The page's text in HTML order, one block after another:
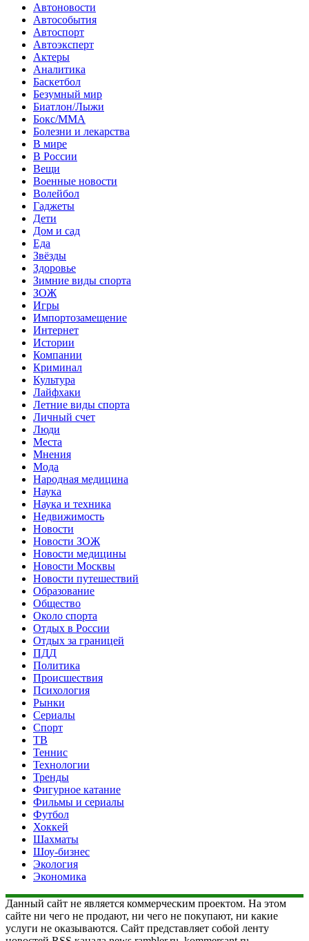
Автоновости
Автособытия
Автоспорт
Автоэксперт
Актеры
Аналитика
Баскетбол
Безумный мир
Биатлон/Лыжи
Бокс/MMA
Болезни и лекарства
В мире
В России
Вещи
Военные новости
Волейбол
Гаджеты
Дети
Дом и сад
Еда
Звёзды
Здоровье
Зимние виды спорта
ЗОЖ
Игры
Импортозамещение
Интернет
Истории
Компании
Криминал
Культура
Лайфхаки
Летние виды спорта
Личный счет
Люди
Места
Мнения
Мода
Народная медицина
Наука
Наука и техника
Недвижимость
Новости
Новости ЗОЖ
Новости медицины
Новости Москвы
Новости путешествий
Образование
Общество
Около спорта
Отдых в России
Отдых за границей
ПДД
Политика
Происшествия
Психология
Рынки
Сериалы
Спорт
ТВ
Теннис
Технологии
Тренды
Фигурное катание
Фильмы и сериалы
Футбол
Хоккей
Шахматы
Шоу-бизнес
Экология
Экономика
Данный сайт не является коммерческим проектом. На этом
сайте ни чего не продают, ни чего не покупают, ни какие
услуги не оказываются. Сайт представляет собой ленту